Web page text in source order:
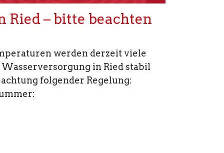
Ried – bitte beachten
werden derzeit viele
in Ried stabil
folgender Regelung: